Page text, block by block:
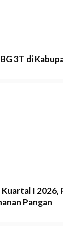
3T di
Kuartal I
Pangan